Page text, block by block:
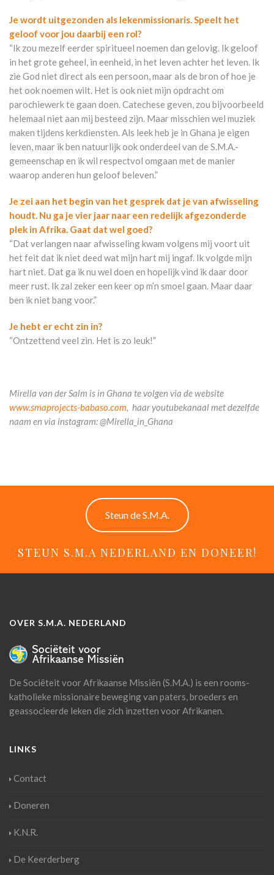
Je wordt uitgezonden als lekenmissionaris. Speelt het
geloof voor jou daarbij een rol?
“Ik zou mezelf eerder spiritueel noemen dan gelovig. Ik geloof
in het grote geheel, in eenheid, in het leven achter het leven. Ik
zie God niet direct als een persoon, maar als de bron of hoe je
het ook noemen wilt. Het is ook niet mijn opdracht om
parochiewerk te gaan doen. Catechese geven, zou bijvoorbeeld
helemaal niet aan mij besteed zijn. Maar misschien wel muziek
maken tijdens kerkdiensten. Als leek heb je in Ghana je eigen
leven, maar ik ben natuurlijk ook onderdeel van de S.M.A.-
gemeenschap en ik wil respectvol omgaan met de manier
waarop anderen hun geloof beleven.”
Je zei aan het begin van het gesprek dat je van afwisseling
houdt. Nu ga je vier jaar naar een redelijk afgezonderde
plek in Afrika. Gaat dat wel goed?
“Dat verlangen naar afwisseling kwam volgens mij voort uit
het feit dat ik niet deed wat mijn hart mij ingaf. Ik volgde mijn
hart niet. Dat ga ik nu wel doen en hopelijk vind ik daar door
meer rust. Ik zal zeker een keer op m’n smoel gaan. Maar daar
ben ik niet bang voor.”
Je hebt er echt zin in?
“Ontzettend veel zin. Het is zo leuk!”
Mirella van der Salm is in Ghana te volgen via de website
www.smaprojects-babaso.com, haar youtubekanaal met dezelfde
naam en via instagram: @Mirella_in_Ghana
Steun de S.M.A.
STEUN S.M.A NEDERLAND EN DONEER!
OVER S.M.A. NEDERLAND
De Sociëteit voor Afrikaanse Missiën (S.M.A.) is een rooms-
katholieke missionaire beweging van paters, broeders en
geassocieerde leken die zich inzetten voor Afrikanen.
LINKS
Contact
Doneren
K.N.R.
De Keerderberg